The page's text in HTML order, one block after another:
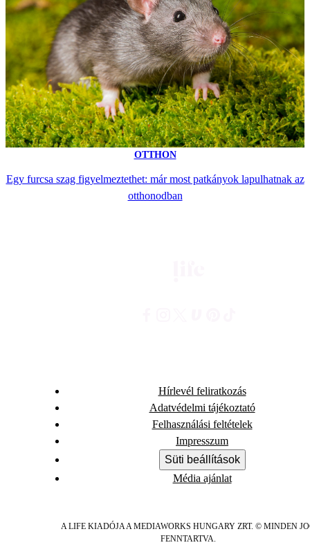
OTTHON
Egy furcsa szag figyelmeztethet: már most patkányok lapulhatnak az
otthonodban
Hírlevél feliratkozás
Adatvédelmi tájékoztató
Felhasználási feltételek
Impresszum
Süti beállítások
Média ajánlat
A LIFE KIADÓJA A MEDIAWORKS HUNGARY ZRT. © MINDEN
FENNTARTVA.